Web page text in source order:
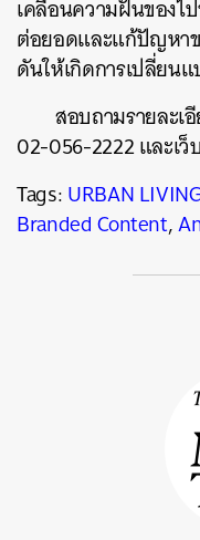
เคลื่อนความฝันของไป
ต่อยอดและแก้ปัญหา
ดันให้เกิดการเปลี่ยน
สอบถามรายละเ
02-056-2222 และเ
Tags:URBAN
Branded Content,